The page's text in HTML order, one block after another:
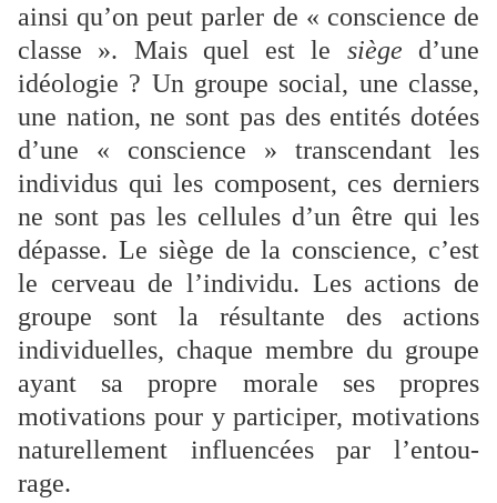
ainsi qu’on peut parler de « conscience de
classe ». Mais quel est le siège d’une
idéologie ? Un groupe social, une classe,
une nation, ne sont pas des entités dotées
d’une « conscience » transcendant les
individus qui les composent, ces derniers
ne sont pas les cellules d’un être qui les
dépasse. Le siège de la conscience, c’est
le cerveau de l’individu. Les actions de
groupe sont la résultante des actions
individuelles, chaque membre du groupe
ayant sa propre morale ses propres
motivations pour y participer, motivations
naturellement influencées par l’entou-
rage.